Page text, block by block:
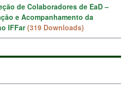
de Colaboradores de EaD –
e Acompanhamento da
IFFar (319 Downloads)